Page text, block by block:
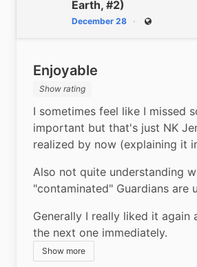
Earth, #2)
December 28 Public
Enjoyable
Show rating
I sometimes feel like I missed
important but that's just NK
realized by now (explaining it
Also not quite understanding
"contaminated" Guardians are
Generally I really liked it again
the next one immediately.
Show more